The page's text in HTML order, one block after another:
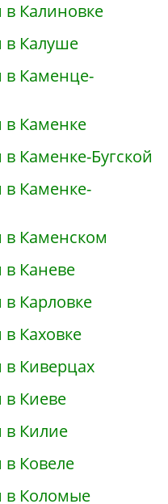
в Калиновке
в Калуше
в Каменце-
в Каменке
Каменке-Бугской
в Каменке-
в Каменском
в Каневе
Карловке
Каховке
в Киверцах
в Киеве
в Килие
в Ковеле
в Коломые